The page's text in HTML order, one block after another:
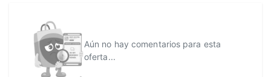
Aún no hay comentarios para esta
oferta...